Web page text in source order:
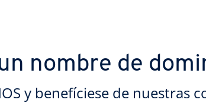
nombre de
y benefíciese de nuestras